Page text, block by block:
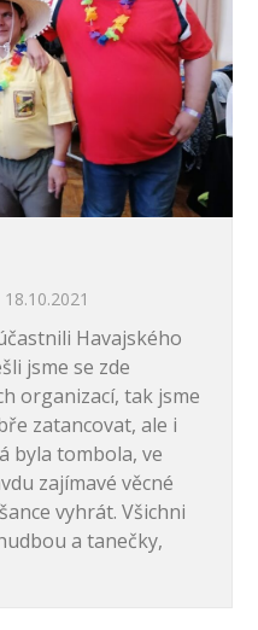
18.10.2021
Havajského
jsme se zde
organizací, tak jsme
zatancovat, ale i
byla tombola, ve
zajímavé věcné
vyhrát. Všichni
a tanečky,